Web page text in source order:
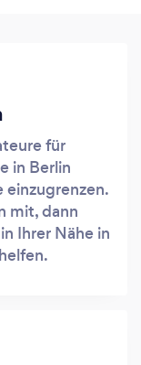
für
in Berlin
einzugrenzen.
mit, dann
Ihrer Nähe in